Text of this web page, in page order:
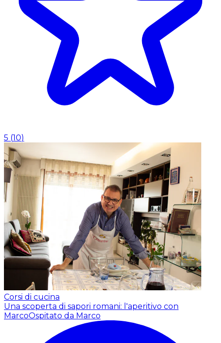
5 (10)
Corsi di cucina
Una scoperta di sapori romani: l'aperitivo con
MarcoOspitato da Marco